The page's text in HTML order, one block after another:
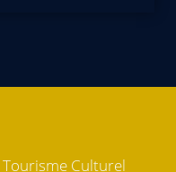
Culturel